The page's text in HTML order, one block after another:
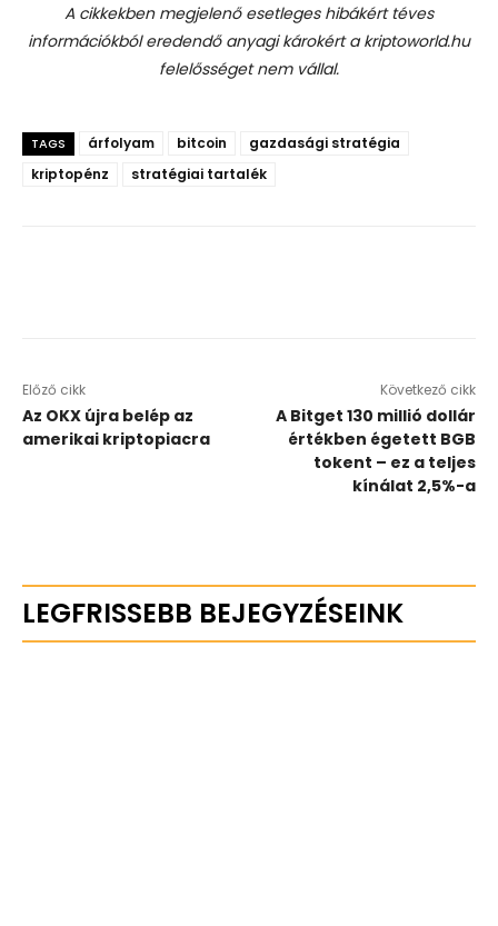
A cikkekben megjelenő esetleges hibákért téves
információkból eredendő anyagi károkért a kriptoworld.hu
felelősséget nem vállal.
TAGS árfolyam bitcoin
gazdasági stratégia
kriptopénz
stratégiai tartalék
Előző cikk
Az OKX újra belép az
amerikai kriptopiacra
Következő cikk
A Bitget 130 millió dollár
értékben égetett BGB
tokent – ez a teljes
kínálat 2,5%-a
LEGFRISSEBB BEJEGYZÉSEINK